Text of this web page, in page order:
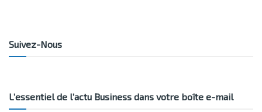
Suivez-Nous
L’essentiel de l’actu Business dans votre boîte e-mail